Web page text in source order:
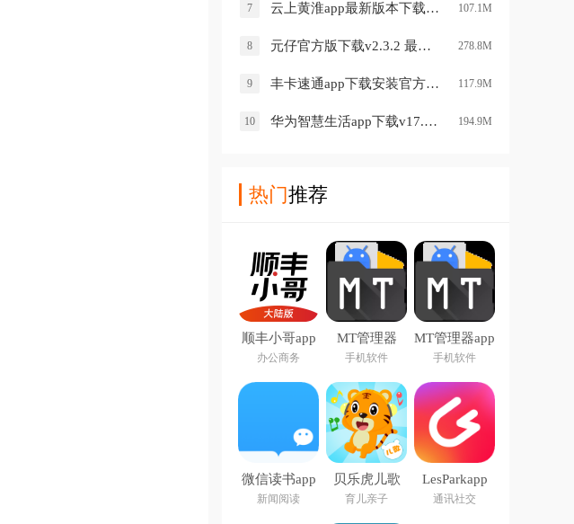
7 云上黄淮app最新版本下载安装v2.0.4 安卓版 107.1M
8 元仔官方版下载v2.3.2 最新版 278.8M
9 丰卡速通app下载安装官方(顺丰速运)v9.88.0 最新版 117.9M
10 华为智慧生活app下载v17.0.3.315 最新版 194.9M
热门推荐
顺丰小哥app
下载
办公商务
MT管理器
2026官方最
新版本
手机软件
MT管理器app
官方版下载
手机软件
微信读书app
下载安装官方
版
新闻阅读
贝乐虎儿歌
app
育儿亲子
LesParkapp
通讯社交